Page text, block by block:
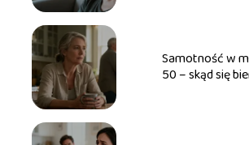
Samotność w
50 – skąd się